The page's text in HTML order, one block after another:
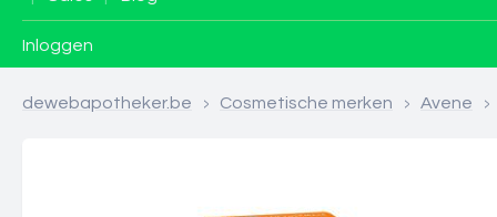
Inloggen
dewebapotheker.be > Cosmetische merken > Avene >